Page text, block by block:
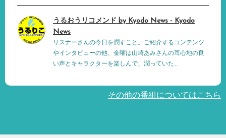
うるおうリコメンド by Kyodo News - Kyodo
News
リスナーさんの今日を潤すこと。ご紹介するコンテンツ
やインタビューの他、金曜は山崎あみさんの耳心地の良
い声とキャラクターを楽しんで、潤っていた...
その他の番組についてはこちら